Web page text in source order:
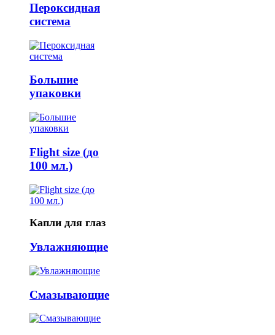
Пероксидная
система
Большие
упаковки
Flight size (до
100 мл.)
Капли для глаз
Увлажняющие
Смазывающие